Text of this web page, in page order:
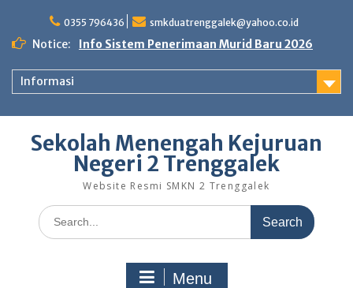
content
0355 796436 smkduatrenggalek@yahoo.co.id
Notice: Info Sistem Penerimaan Murid Baru 2026
Informasi
Sekolah Menengah Kejuruan
Negeri 2 Trenggalek
Website Resmi SMKN 2 Trenggalek
Search
for:
Menu